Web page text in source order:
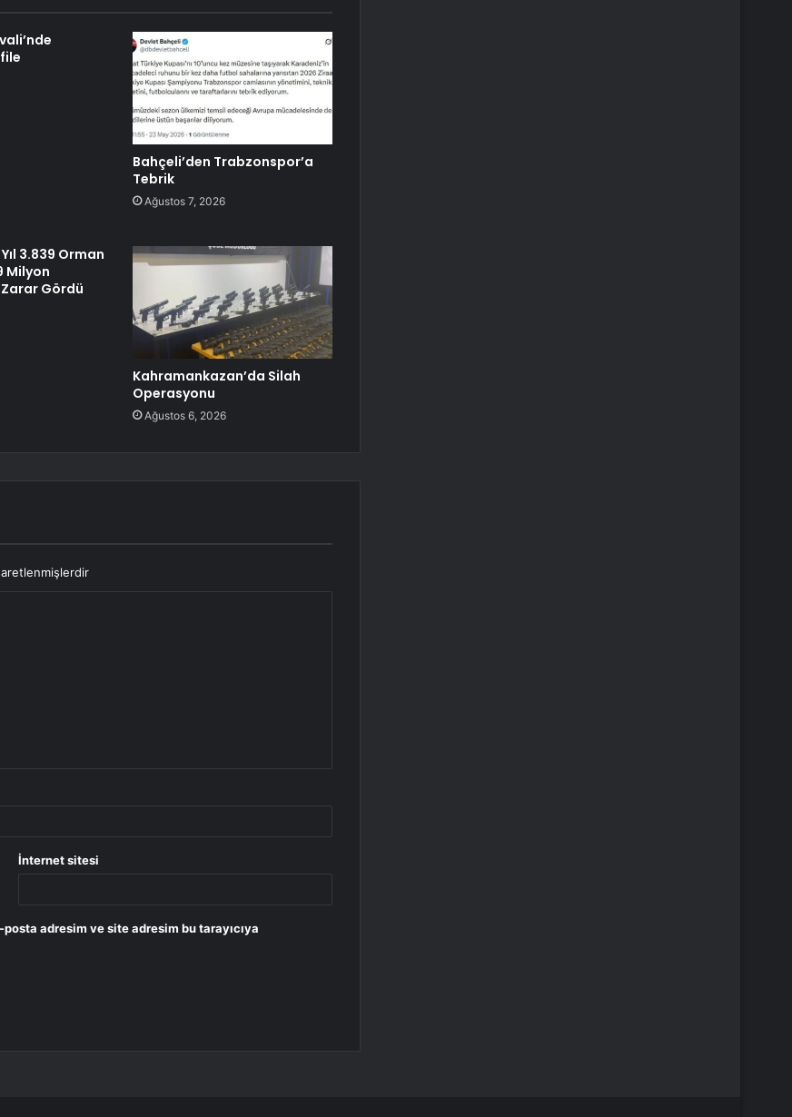
Bahçeli’den Trabzonspor’a
Tebrik
Ağustos 7, 2026
3.839 Orman
Milyon
Gördü
Kahramankazan’da Silah
Operasyonu
Ağustos 6, 2026
İnternet sitesi
adresim ve site adresim bu tarayıcıya